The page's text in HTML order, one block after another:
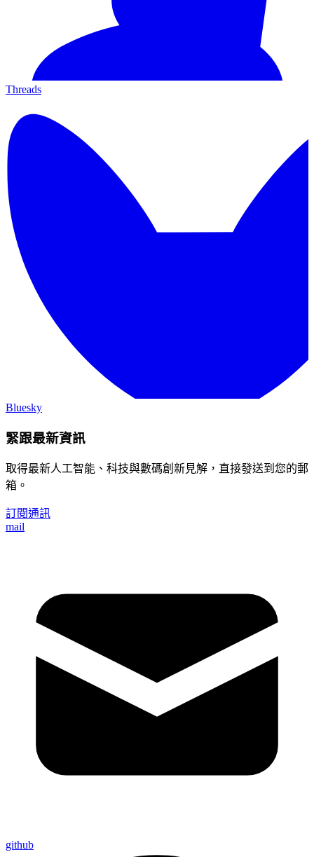
Threads
Bluesky
緊跟最新資訊
取得最新人工智能、科技與數碼創新見解，直接發送到您的郵
箱。
訂閱通訊
mail
github